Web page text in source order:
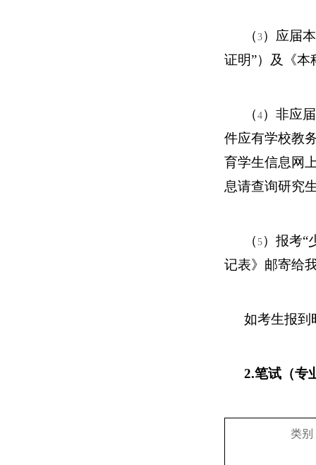
（ 3 ）应届
证明”）及《本
（ 4 ）非应
件应有学校教
育学生信息网
息请查询研究
（ 5 ）报考“
记表》邮寄给
如考生报到
2.笔试（专
类别